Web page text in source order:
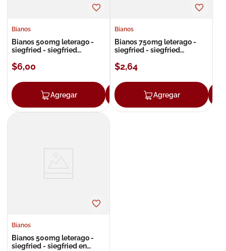
Bianos
Bianos 500mg leterago -
siegfried - siegfried
$6,00
Agregar Agregar
Bianos
Bianos 750mg leterago -
siegfried - siegfried
$2,64
Agregar
Bianos
Bianos 500mg leterago -
siegfried - siegfried en